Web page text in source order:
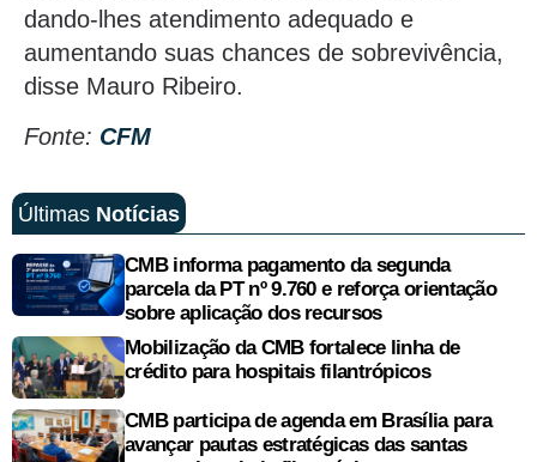
dando-lhes atendimento adequado e
aumentando suas chances de sobrevivência,
disse Mauro Ribeiro.
Fonte: CFM
Últimas Notícias
CMB informa pagamento da segunda
parcela da PT nº 9.760 e reforça orientação
sobre aplicação dos recursos
Mobilização da CMB fortalece linha de
crédito para hospitais filantrópicos
CMB participa de agenda em Brasília para
avançar pautas estratégicas das santas